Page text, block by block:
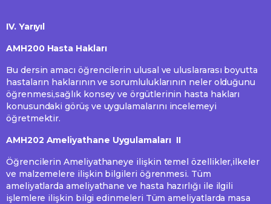
IV. Yarıyıl
AMH200 Hasta Hakları
Bu dersin amacı öğrencilerin ulusal ve uluslararası boyutta
hastaların haklarının ve sorumluluklarının neler olduğunu
öğrenmesi,sağlık konsey ve örgütlerinin hasta hakları
konusundaki görüş ve uygulamalarını incelemeyi
öğretmektir.
AMH202 Ameliyathane Uygulamaları II
Öğrencilerin Ameliyathaneye ilişkin temel özellikler,ilkeler
ve malzemelere ilişkin bilgileri öğrenmesi. Tüm
ameliyatlarda ameliyathane ve hasta hazırlığı ile ilgili
işlemlere ilişkin bilgi edinmeleri Tüm ameliyatlarda masa